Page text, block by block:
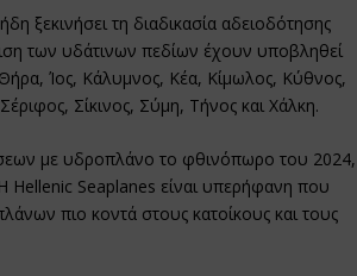
ξεκινήσει τη διαδικασία αδειοδότησης
των υδάτινων πεδίων έχουν υποβληθεί
Ίος, Κάλυμνος, Κέα, Κίμωλος, Κύθνος,
Σίκινος, Σύμη, Τήνος και Χάλκη.
με υδροπλάνο το φθινόπωρο του 2024,
Hellenic Seaplanes είναι υπερήφανη που
πιο κοντά στους κατοίκους και τους